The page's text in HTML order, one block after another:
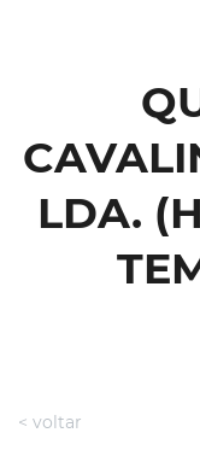
LDA.
< voltar